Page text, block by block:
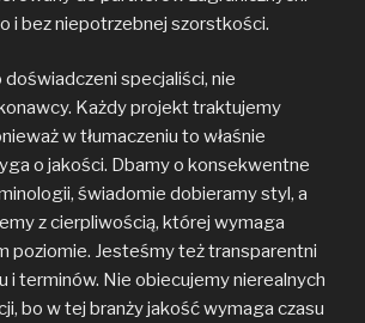
i bez niepotrzebnej szorstkości.
doświadczeni specjaliści, nie
Każdy projekt traktujemy
w tłumaczeniu to właśnie
o jakości. Dbamy o konsekwentne
świadomie dobieramy styl, a
z cierpliwością, której wymaga
poziomie. Jesteśmy też transparentni
i terminów. Nie obiecujemy nierealnych
bo w tej branży jakość wymaga czasu